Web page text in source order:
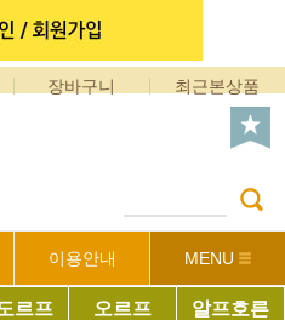
장바구니 최근본상품
이용안내 MENU
르프 오르프 알프호른